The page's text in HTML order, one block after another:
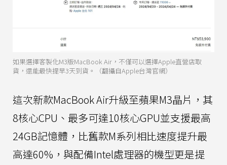
如果選擇客製化M3版MacBook Air，不僅可以選擇Apple直營店取
貨，還能最快提早3天到貨。（翻攝自Apple台灣官網）
這次新款MacBook Air升級至蘋果M3晶片，其
8核心CPU、最多可達10核心GPU並支援最高
24GB記憶體，比舊款M系列相比速度提升最
高達60%，與配備Intel處理器的機型更是提